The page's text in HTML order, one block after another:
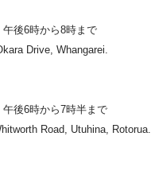
後6時から8時まで
Drive, Whangarei.
後6時から7時半まで
Road, Utuhina, Rotorua.